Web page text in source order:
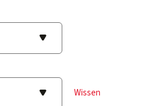
Wissen